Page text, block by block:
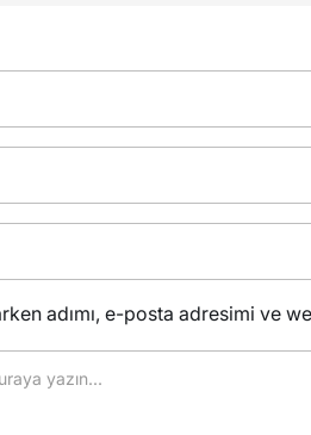
adımı, e-posta adresimi ve